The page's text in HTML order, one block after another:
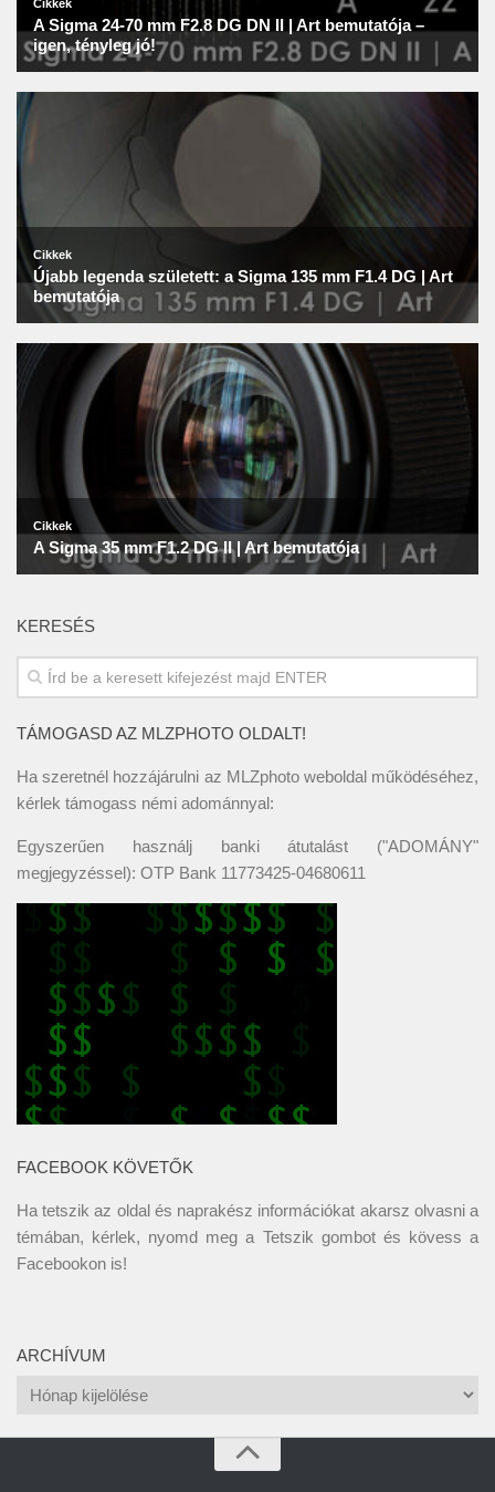
KERESÉS
TÁMOGASD AZ MLZPHOTO OLDALT!
Ha szeretnél hozzájárulni az MLZphoto weboldal működéséhez,
kérlek támogass némi adománnyal:
Egyszerűen használj banki átutalást ("ADOMÁNY"
megjegyzéssel): OTP Bank 11773425-04680611
FACEBOOK KÖVETŐK
Ha tetszik az oldal és naprakész információkat akarsz olvasni a
témában, kérlek, nyomd meg a Tetszik gombot és kövess a
Facebookon is!
ARCHÍVUM
Archívum